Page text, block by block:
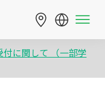
付に関して （一部学